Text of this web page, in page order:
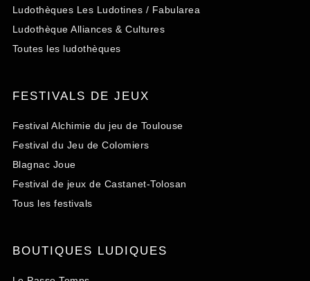
Ludothèques Les Ludotines / Fabularea
Ludothèque Alliances & Cultures
Toutes les ludothèques
FESTIVALS DE JEUX
Festival Alchimie du jeu de Toulouse
Festival du Jeu de Colomiers
Blagnac Joue
Festival de jeux de Castanet-Tolosan
Tous les festivals
BOUTIQUES LUDIQUES